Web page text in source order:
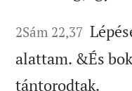
2Sám 22,37
alattam. &És
tántorodtak.